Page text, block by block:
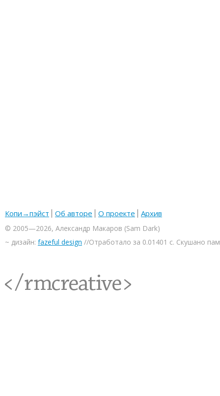
Копи→пэйст Об авторе О проекте Архив
© 2005—2026, Александр Макаров (Sam Dark)
~ дизайн: fazeful design //Отработало за 0.01401 с. Скушано
<rmcreative/>